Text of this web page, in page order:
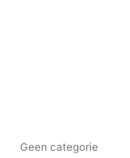
Geen categorie